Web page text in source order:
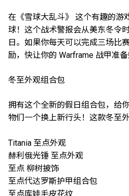
在《雪球大乱斗》 这个有趣的游
球！这个战术警报会从美东冬令
日。如果你每天可以完成三场比
励，快让你的 Warframe 战甲准备
冬至外观组合包
拥有这个全新的假日组合包，给
物们一个换上新行头！这款冬至
Titania 至点外观
赫利俄光锤 至点外观
至点 柳树披饰
至点代达罗斯护甲组合包
至点库娃毛皮花纹